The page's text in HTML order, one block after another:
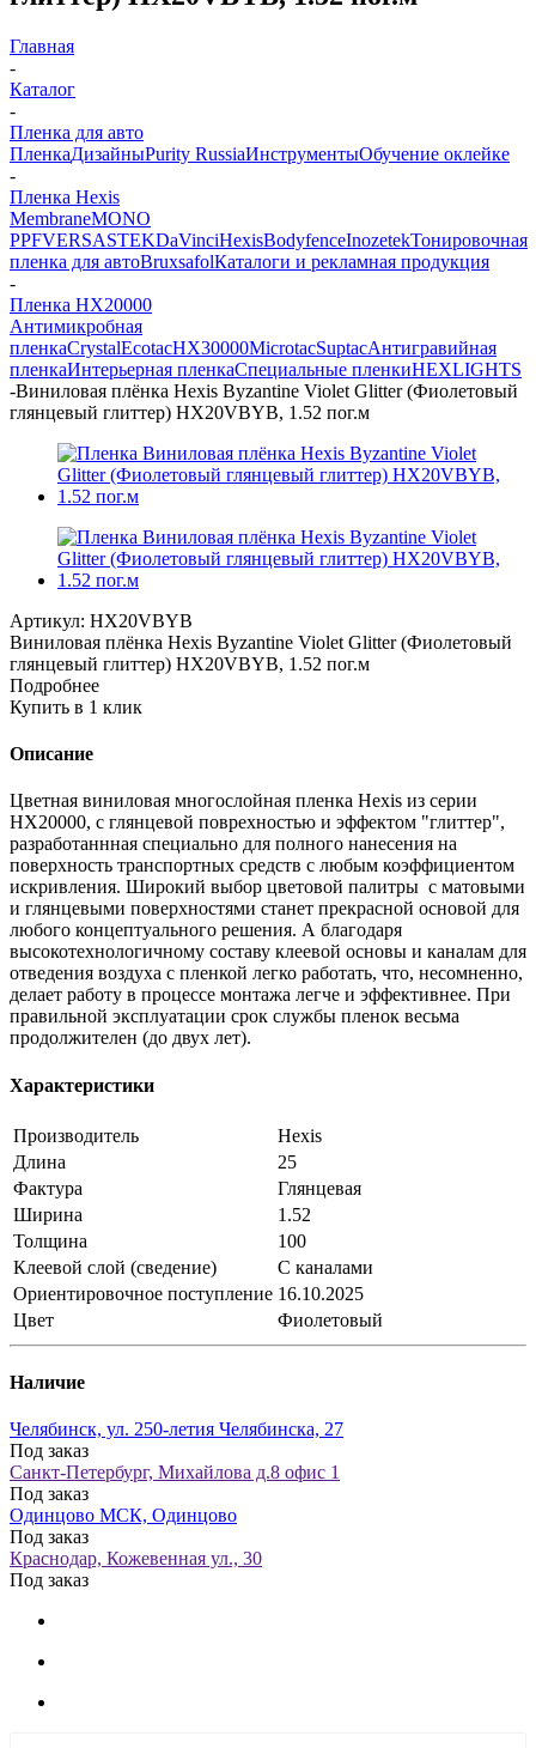
Главная
-
Каталог
-
Пленка для авто
ПленкаДизайныPurity RussiaИнструментыОбучение оклейке
-
Пленка Hexis
MembraneMONO
PPFVERSASTEKDaVinciHexisBodyfenceInozetekТонировочная
пленка для автоBruxsafolКаталоги и рекламная продукция
-
Пленка HX20000
Антимикробная
пленкаCrystalEcotacHX30000MicrotacSuptacАнтигравийная
пленкаИнтерьерная пленкаСпециальные пленкиHEXLIGHTS
-Виниловая плёнка Hexis Byzantine Violet Glitter (Фиолетовый
глянцевый глиттер) HX20VBYB, 1.52 пог.м
Артикул: HX20VBYB
Виниловая плёнка Hexis Byzantine Violet Glitter (Фиолетовый
глянцевый глиттер) HX20VBYB, 1.52 пог.м
Подробнее
Купить в 1 клик
Описание
Цветная виниловая многослойная пленка Hexis из серии
НХ20000, с глянцевой поврехностью и эффектом "глиттер",
разработаннная специально для полного нанесения на
поверхность транспортных средств с любым коэффициентом
искривления. Широкий выбор цветовой палитры с матовыми
и глянцевыми поверхностями станет прекрасной основой для
любого концептуального решения. А благодаря
высокотехнологичному составу клеевой основы и каналам для
отведения воздуха с пленкой легко работать, что, несомненно,
делает работу в процессе монтажа легче и эффективнее. При
правильной эксплуатации срок службы пленок весьма
продолжителен (до двух лет).
Характеристики
Производитель
Hexis
Длина
25
Фактура
Глянцевая
Ширина
1.52
Толщина
100
Клеевой слой (сведение)
С каналами
Ориентировочное поступление 16.10.2025
Цвет
Фиолетовый
Наличие
Челябинск, ул. 250-летия Челябинска, 27
Под заказ
Санкт-Петербург, Михайлова д.8 офис 1
Под заказ
Одинцово МСК, Одинцово
Под заказ
Краснодар, Кожевенная ул., 30
Под заказ